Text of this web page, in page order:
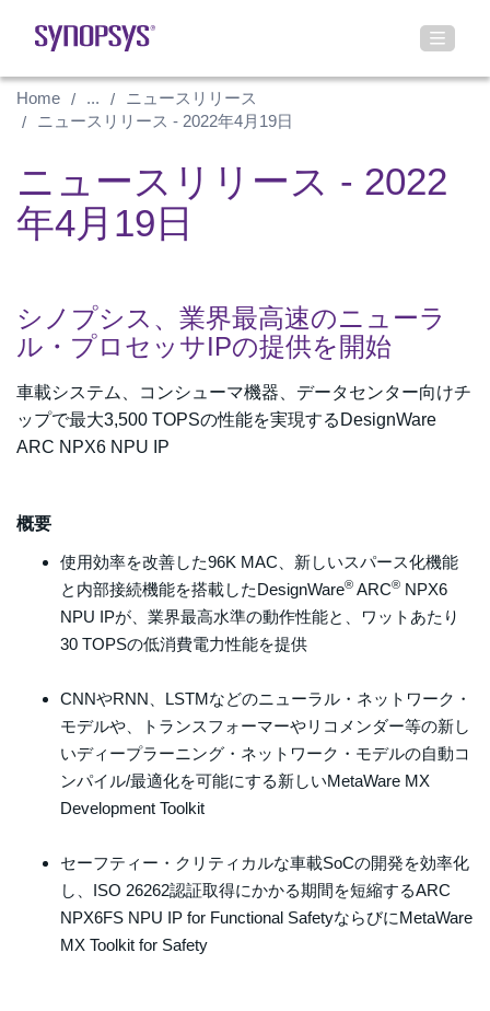
Home ...
ニュースリリース
ニュースリリース - 2022年4月19日
ニュースリリース - 2022
年4月19日
シノプシス、業界最高速のニューラ
ル・プロセッサIPの提供を開始
車載システム、コンシューマ機器、データセンター向けチ
ップで最大3,500 TOPSの性能を実現するDesignWare
ARC NPX6 NPU IP
概要
使用効率を改善した96K MAC、新しいスパース化機能
と内部接続機能を搭載したDesignWare® ARC® NPX6
NPU IPが、業界最高水準の動作性能と、ワットあたり
30 TOPSの低消費電力性能を提供
CNNやRNN、LSTMなどのニューラル・ネットワーク・
モデルや、トランスフォーマーやリコメンダー等の新し
いディープラーニング・ネットワーク・モデルの自動コ
ンパイル/最適化を可能にする新しいMetaWare MX
Development Toolkit
セーフティー・クリティカルな車載SoCの開発を効率化
し、ISO 26262認証取得にかかる期間を短縮するARC
NPX6FS NPU IP for Functional SafetyならびにMetaWare
MX Toolkit for Safety